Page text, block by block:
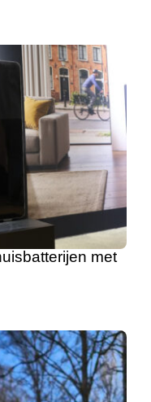
met